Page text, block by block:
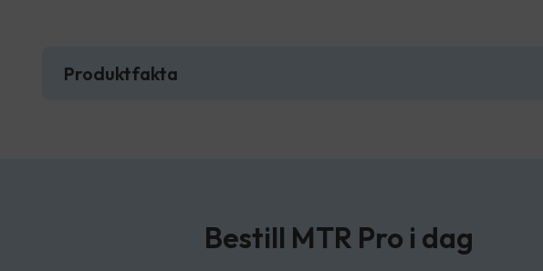
Produktfakta
Bestill MTR Pro i dag